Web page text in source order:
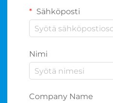
Sähköposti
Nimi
Company Name